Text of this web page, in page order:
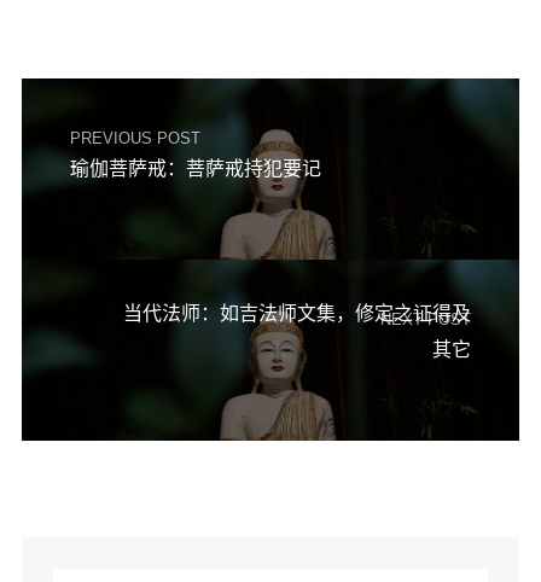
PREVIOUS POST
瑜伽菩萨戒：菩萨戒持犯要记
NEXT POST
当代法师：如吉法师文集，修定之证得及
其它